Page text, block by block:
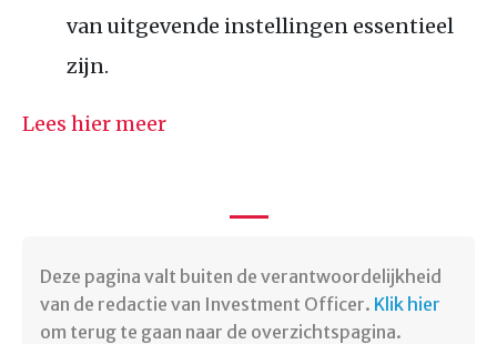
van uitgevende instellingen essentieel
zijn.
Lees hier meer
Deze pagina valt buiten de verantwoordelijkheid
van de redactie van Investment Officer. Klik hier
om terug te gaan naar de overzichtspagina.